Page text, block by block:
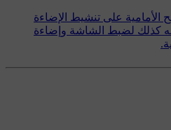
الأمامية على تنشيط الإضاءة
كذلك لضبط الشاشة وإضاءة